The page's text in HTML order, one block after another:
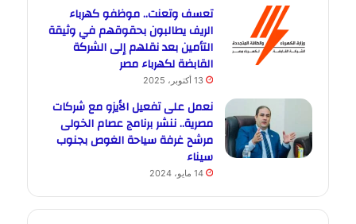
تعسف وتعنت.. موظفو كهرباء
الريف يطالبون بحقوقهم في وثيقة
التأمين بعد نقلهم إلى الشركة
القابضة لكهرباء مصر
13 أكتوبر، 2025
نعمل على تفعيل الأيزو مع شركات
مصرية.. ننشر برنامج عصام الخولى
مرشح غرفة سياحة الغوص بجنوب
سيناء
14 مايو، 2024